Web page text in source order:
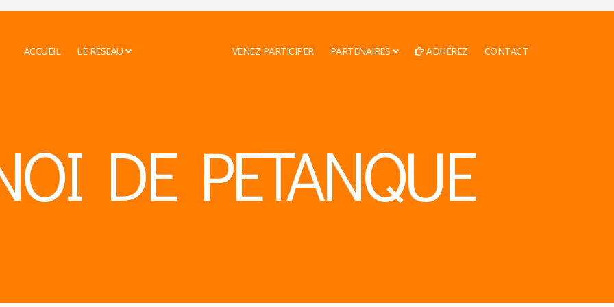
ACCUEIL LE RÉSEAU VENEZ PARTICIPER PARTENAIRES ADHÉREZ CONTACT
DE PETANQUE